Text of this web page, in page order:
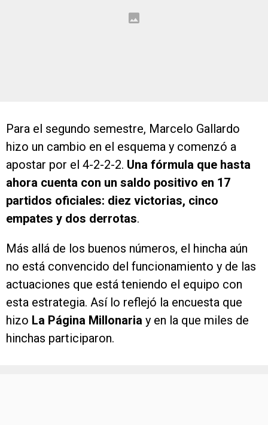
Para el segundo semestre, Marcelo Gallardo
hizo un cambio en el esquema y comenzó a
apostar por el 4-2-2-2. Una fórmula que hasta
ahora cuenta con un saldo positivo en 17
partidos oficiales: diez victorias, cinco
empates y dos derrotas.
Más allá de los buenos números, el hincha aún
no está convencido del funcionamiento y de las
actuaciones que está teniendo el equipo con
esta estrategia. Así lo reflejó la encuesta que
hizo La Página Millonaria y en la que miles de
hinchas participaron.